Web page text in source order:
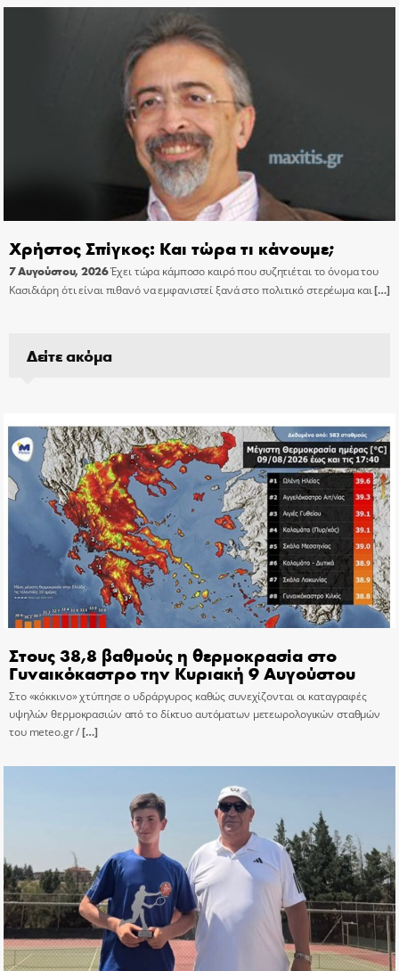
Χρήστος Σπίγκος: Και τώρα τι κάνουμε;
7 Αυγούστου, 2026Έχει τώρα κάμποσο καιρό που συζητιέται το όνομα του
Κασιδιάρη ότι είναι πιθανό να εμφανιστεί ξανά στο πολιτικό στερέωμα και[…]
Δείτε ακόμα
Στους 38,8 βαθμούς η θερμοκρασία στο
Γυναικόκαστρο την Κυριακή 9 Αυγούστου
Στο «κόκκινο» χτύπησε ο υδράργυρος καθώς συνεχίζονται οι καταγραφές
υψηλών θερμοκρασιών από το δίκτυο αυτόματων μετεωρολογικών σταθμών
του meteo.gr /[…]